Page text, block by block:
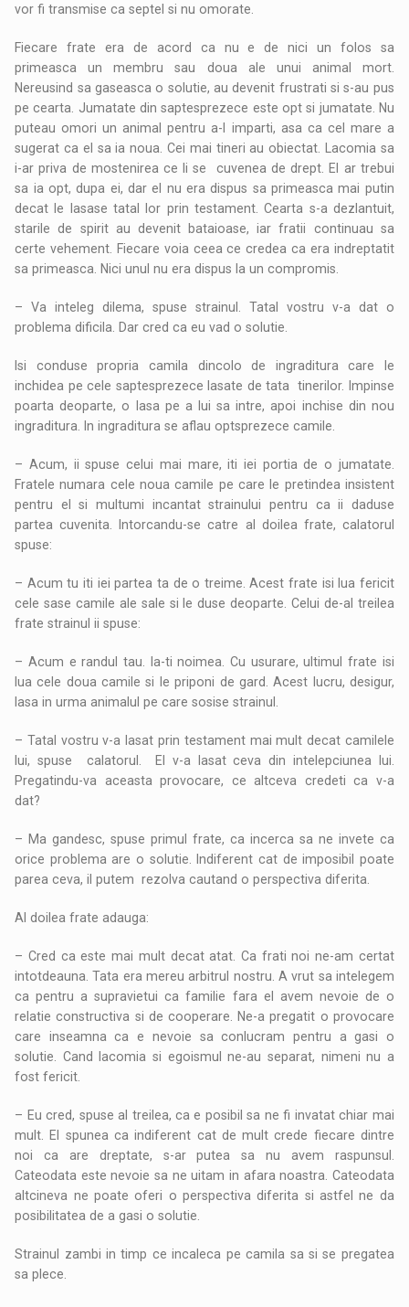
vor fi transmise ca septel si nu omorate.
Fiecare frate era de acord ca nu e de nici un folos sa
primeasca un membru sau doua ale unui animal mort.
Nereusind sa gaseasca o solutie, au devenit frustrati si s-au pus
pe cearta. Jumatate din saptesprezece este opt si jumatate. Nu
puteau omori un animal pentru a-l imparti, asa ca cel mare a
sugerat ca el sa ia noua. Cei mai tineri au obiectat. Lacomia sa
i-ar priva de mostenirea ce li se cuvenea de drept. El ar trebui
sa ia opt, dupa ei, dar el nu era dispus sa primeasca mai putin
decat le lasase tatal lor prin testament. Cearta s-a dezlantuit,
starile de spirit au devenit bataioase, iar fratii continuau sa
certe vehement. Fiecare voia ceea ce credea ca era indreptatit
sa primeasca. Nici unul nu era dispus la un compromis.
– Va inteleg dilema, spuse strainul. Tatal vostru v-a dat o
problema dificila. Dar cred ca eu vad o solutie.
Isi conduse propria camila dincolo de ingraditura care le
inchidea pe cele saptesprezece lasate de tata tinerilor. Impinse
poarta deoparte, o lasa pe a lui sa intre, apoi inchise din nou
ingraditura. In ingraditura se aflau optsprezece camile.
– Acum, ii spuse celui mai mare, iti iei portia de o jumatate.
Fratele numara cele noua camile pe care le pretindea insistent
pentru el si multumi incantat strainului pentru ca ii daduse
partea cuvenita. Intorcandu-se catre al doilea frate, calatorul
spuse:
– Acum tu iti iei partea ta de o treime. Acest frate isi lua fericit
cele sase camile ale sale si le duse deoparte. Celui de-al treilea
frate strainul ii spuse:
– Acum e randul tau. la-ti noimea. Cu usurare, ultimul frate isi
lua cele doua camile si le priponi de gard. Acest lucru, desigur,
lasa in urma animalul pe care sosise strainul.
– Tatal vostru v-a lasat prin testament mai mult decat camilele
lui, spuse calatorul. El v-a lasat ceva din intelepciunea lui.
Pregatindu-va aceasta provocare, ce altceva credeti ca v-a
dat?
– Ma gandesc, spuse primul frate, ca incerca sa ne invete ca
orice problema are o solutie. Indiferent cat de imposibil poate
parea ceva, il putem rezolva cautand o perspectiva diferita.
Al doilea frate adauga:
– Cred ca este mai mult decat atat. Ca frati noi ne-am certat
intotdeauna. Tata era mereu arbitrul nostru. A vrut sa intelegem
ca pentru a supravietui ca familie fara el avem nevoie de o
relatie constructiva si de cooperare. Ne-a pregatit o provocare
care inseamna ca e nevoie sa conlucram pentru a gasi o
solutie. Cand lacomia si egoismul ne-au separat, nimeni nu a
fost fericit.
– Eu cred, spuse al treilea, ca e posibil sa ne fi invatat chiar mai
mult. El spunea ca indiferent cat de mult crede fiecare dintre
noi ca are dreptate, s-ar putea sa nu avem raspunsul.
Cateodata este nevoie sa ne uitam in afara noastra. Cateodata
altcineva ne poate oferi o perspectiva diferita si astfel ne da
posibilitatea de a gasi o solutie.
Strainul zambi in timp ce incaleca pe camila sa si se pregatea
sa plece.